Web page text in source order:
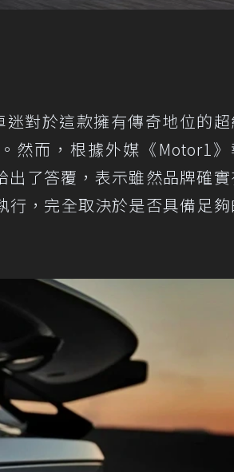
對於這款擁有傳奇地位的超
然而，根據外媒 《Motor1》
了答覆，表示雖然品牌確實
行，完全取決於是否具備足夠